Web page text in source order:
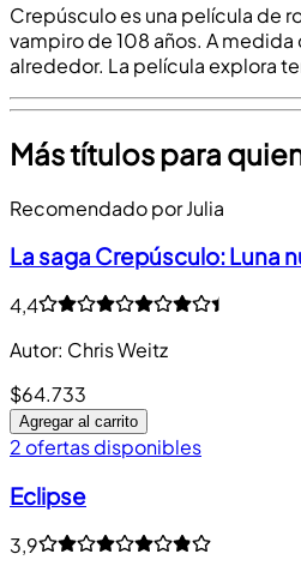
Crepúsculo es una película de
vampiro de 108 años. A
alrededor. La película explora
Más títulos para
Recomendado por Julia
La saga Crepúsculo: Luna
4,4
Autor: Chris Weitz
$64.733
Agregar al carrito
2 ofertas disponibles
Eclipse
3,9